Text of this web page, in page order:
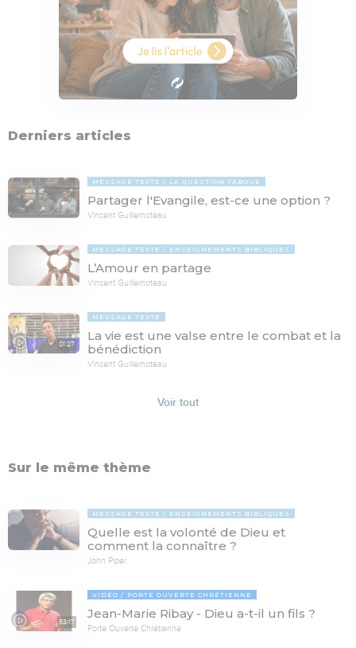
Derniers articles
MESSAGE TEXTE LA QUESTION TABOUE
Partager l'Evangile, est-ce une option ?
Vincent Guillemoteau
MESSAGE TEXTE ENSEIGNEMENTS BIBLIQUES
L’Amour en partage
Vincent Guillemoteau
01:27
MESSAGE TEXTE
La vie est une valse entre le combat et la
bénédiction
Vincent Guillemoteau
Voir tout
Sur le même thème
MESSAGE TEXTE ENSEIGNEMENTS BIBLIQUES
Quelle est la volonté de Dieu et
comment la connaître ?
John Piper
53:17
VIDÉO PORTE OUVERTE CHRÉTIENNE
Jean-Marie Ribay - Dieu a-t-il un fils ?
Porte Ouverte Chrétienne